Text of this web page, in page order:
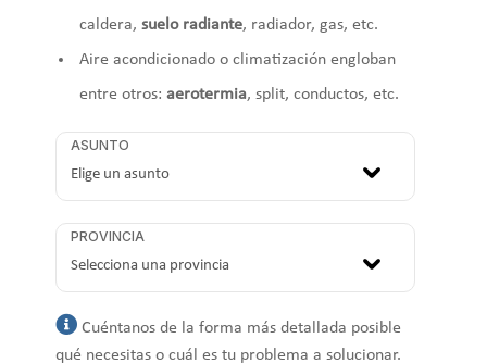
caldera, suelo radiante, radiador, gas, etc.
Aire acondicionado o climatización engloban
entre otros: aerotermia, split, conductos, etc.
ASUNTO
PROVINCIA
Cuéntanos de la forma más detallada posible
qué necesitas o cuál es tu problema a solucionar.